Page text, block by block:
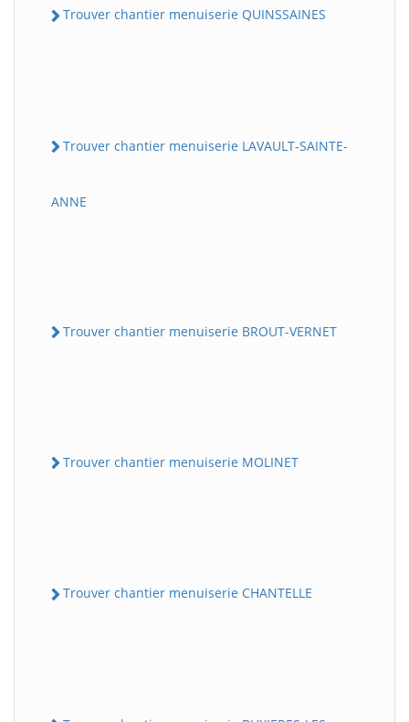
Trouver chantier menuiserie QUINSSAINES
Trouver chantier menuiserie LAVAULT-SAINTE-
ANNE
Trouver chantier menuiserie BROUT-VERNET
Trouver chantier menuiserie MOLINET
Trouver chantier menuiserie CHANTELLE